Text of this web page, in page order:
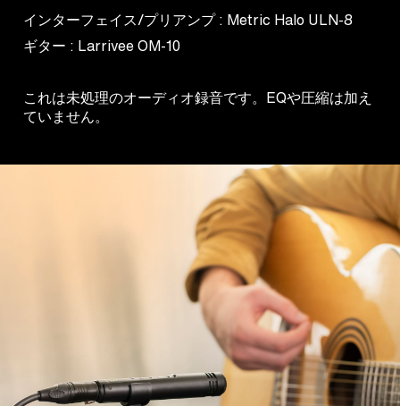
インターフェイス/プリアンプ : Metric Halo ULN-8
ギター : Larrivee OM-10
これは未処理のオーディオ録音です。EQや圧縮は加え
ていません。